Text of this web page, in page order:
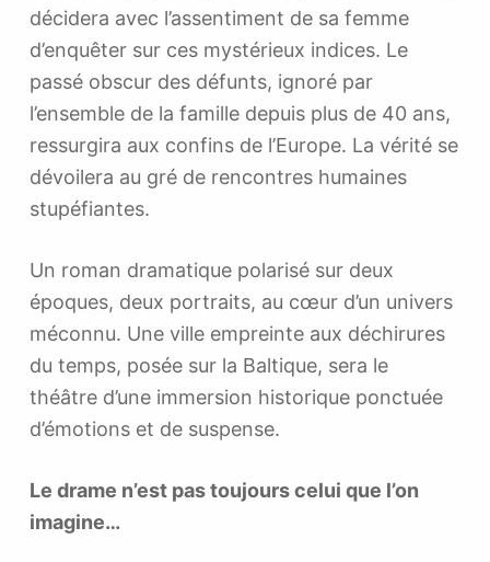
décidera avec l’assentiment de sa femme
d’enquêter sur ces mystérieux indices. Le
passé obscur des défunts, ignoré par
l’ensemble de la famille depuis plus de 40 ans,
ressurgira aux confins de l’Europe. La vérité se
dévoilera au gré de rencontres humaines
stupéfiantes.
Un roman dramatique polarisé sur deux
époques, deux portraits, au cœur d’un univers
méconnu. Une ville empreinte aux déchirures
du temps, posée sur la Baltique, sera le
théâtre d’une immersion historique ponctuée
d’émotions et de suspense.
Le drame n’est pas toujours celui que l’on
imagine…